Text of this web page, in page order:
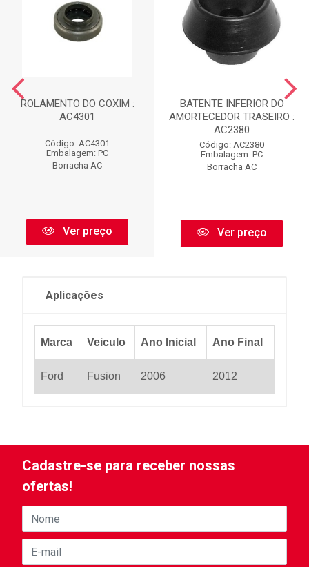
ROLAMENTO DO COXIM :
AC4301
Código: AC4301
Embalagem: PC
Borracha AC
Ver preço
BATENTE INFERIOR DO
AMORTECEDOR TRASEIRO :
AC2380
Código: AC2380
Embalagem: PC
Borracha AC
Ver preço
Aplicações
Marca Veiculo Ano Inicial Ano Final
Ford Fusion 2006 2012
Cadastre-se para receber nossas
ofertas!